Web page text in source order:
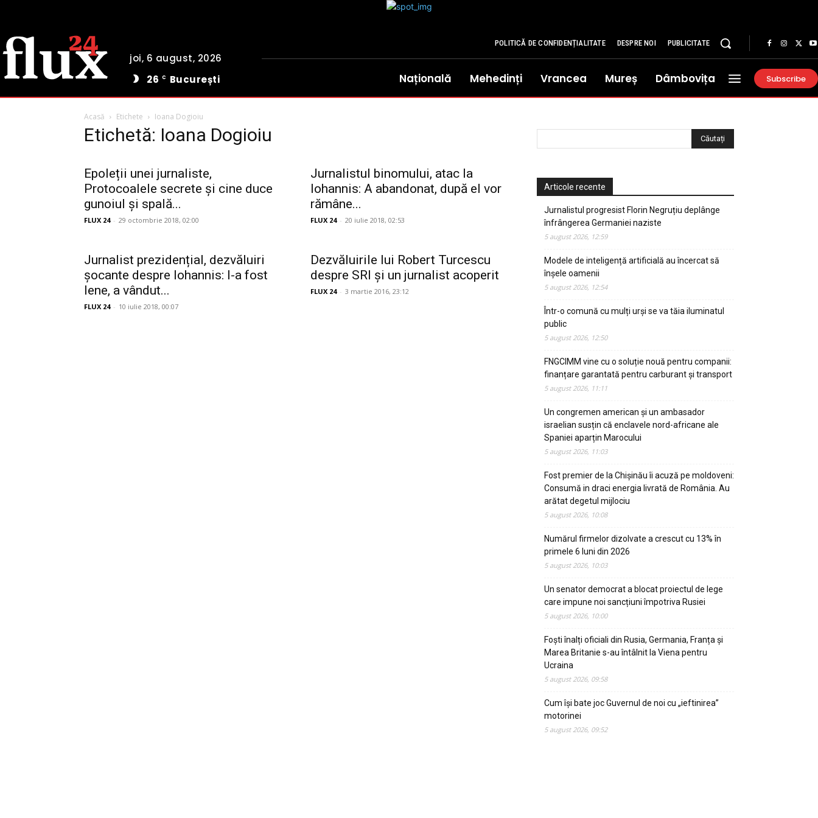
joi, 6 august, 2026
26 C București
POLITICĂ DE CONFIDENȚIALITATE DESPRE NOI PUBLICITATE
Națională Mehedinți Vrancea Mureș Dâmbovița Subscribe
Acasă Etichete Ioana Dogioiu
Etichetă: Ioana Dogioiu
Epoleții unei jurnaliste,
Protocoalele secrete și cine duce
gunoiul și spală...
FLUX 24 - 29 octombrie 2018, 02:00
Jurnalistul binomului, atac la
Iohannis: A abandonat, după el vor
rămâne...
FLUX 24 - 20 iulie 2018, 02:53
Jurnalist prezidențial, dezvăluiri
șocante despre Iohannis: I-a fost
lene, a vândut...
FLUX 24 - 10 iulie 2018, 00:07
Dezvăluirile lui Robert Turcescu
despre SRI și un jurnalist acoperit
FLUX 24 - 3 martie 2016, 23:12
Articole recente
Jurnalistul progresist Florin Negruțiu deplânge
înfrângerea Germaniei naziste
5 august 2026, 12:59
Modele de inteligență artificială au încercat să
înșele oamenii
5 august 2026, 12:54
Într-o comună cu mulți urși se va tăia iluminatul
public
5 august 2026, 12:50
FNGCIMM vine cu o soluție nouă pentru companii:
finanțare garantată pentru carburant și transport
5 august 2026, 11:11
Un congremen american și un ambasador
israelian susțin că enclavele nord-africane ale
Spaniei aparțin Marocului
5 august 2026, 11:03
Fost premier de la Chișinău îi acuză pe moldoveni:
Consumă in draci energia livrată de România. Au
arătat degetul mijlociu
5 august 2026, 10:08
Numărul firmelor dizolvate a crescut cu 13% în
primele 6 luni din 2026
5 august 2026, 10:03
Un senator democrat a blocat proiectul de lege
care impune noi sancțiuni împotriva Rusiei
5 august 2026, 10:00
Foști înalți oficiali din Rusia, Germania, Franța și
Marea Britanie s-au întâlnit la Viena pentru
Ucraina
5 august 2026, 09:58
Cum își bate joc Guvernul de noi cu „ieftinirea”
motorinei
5 august 2026, 09:52